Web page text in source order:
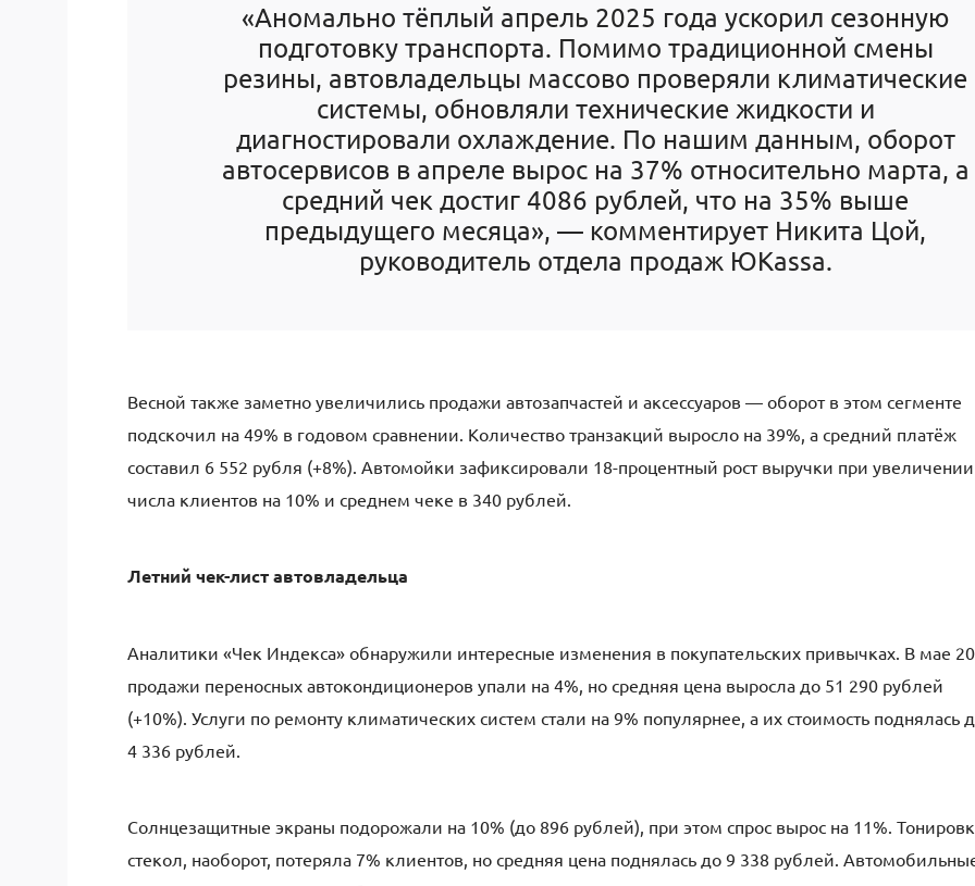
«Аномально тёплый апрель 2025 года ускорил сезонную
подготовку транспорта. Помимо традиционной смены
резины, автовладельцы массово проверяли климатические
системы, обновляли технические жидкости и
диагностировали охлаждение. По нашим данным, оборот
автосервисов в апреле вырос на 37% относительно марта, а
средний чек достиг 4086 рублей, что на 35% выше
предыдущего месяца», — комментирует Никита Цой,
руководитель отдела продаж ЮKassa.
Весной также заметно увеличились продажи автозапчастей и аксессуаров — оборот в этом сегменте
подскочил на 49% в годовом сравнении. Количество транзакций выросло на 39%, а средний платёж
составил 6 552 рубля (+8%). Автомойки зафиксировали 18-процентный рост выручки при увеличении
числа клиентов на 10% и среднем чеке в 340 рублей.
Летний чек-лист автовладельца
Аналитики «Чек Индекса» обнаружили интересные изменения в покупательских привычках. В мае
продажи переносных автокондиционеров упали на 4%, но средняя цена выросла до 51 290 рублей
(+10%). Услуги по ремонту климатических систем стали на 9% популярнее, а их стоимость поднялась
4 336 рублей.
Солнцезащитные экраны подорожали на 10% (до 896 рублей), при этом спрос вырос на 11%.
стекол, наоборот, потеряла 7% клиентов, но средняя цена поднялась до 9 338 рублей.